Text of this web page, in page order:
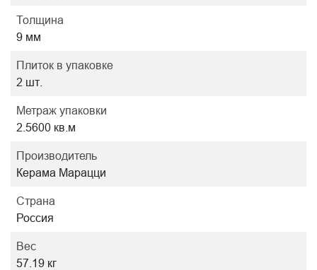
Толщина
9 мм
Плиток в упаковке
2 шт.
Метраж упаковки
2.5600 кв.м
Производитель
Керама Марацци
Страна
Россия
Вес
57.19 кг